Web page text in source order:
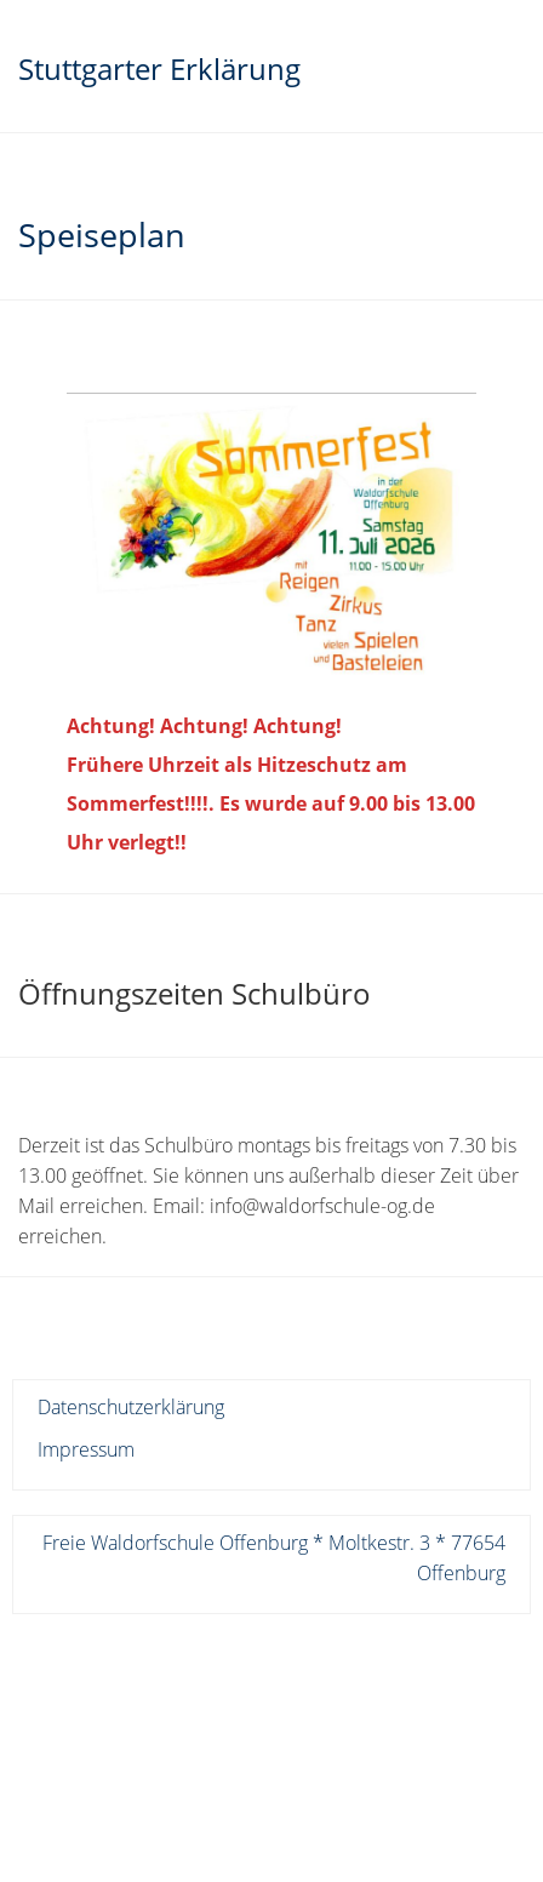
Stuttgarter Erklärung
Speiseplan
Achtung! Achtung! Achtung!
Frühere Uhrzeit als Hitzeschutz am
Sommerfest!!!!. Es wurde auf 9.00 bis 13.00
Uhr verlegt!!
Öffnungszeiten Schulbüro
Derzeit ist das Schulbüro montags bis freitags von 7.30 bis
13.00 geöffnet. Sie können uns außerhalb dieser Zeit über
Mail erreichen. Email: info@waldorfschule-og.de
erreichen.
Datenschutzerklärung
Impressum
Freie Waldorfschule Offenburg * Moltkestr. 3 * 77654
Offenburg